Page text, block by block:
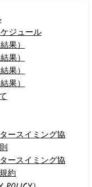
ジュール
果）
果）
果）
果）
ースイミング協
ースイミング協
約